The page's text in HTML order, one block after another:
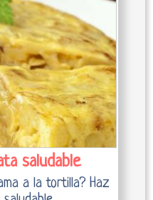
saludable
a la tortilla? Haz